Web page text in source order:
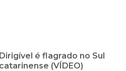
Dirigível é flagrado no Sul
catarinense (VÍDEO)